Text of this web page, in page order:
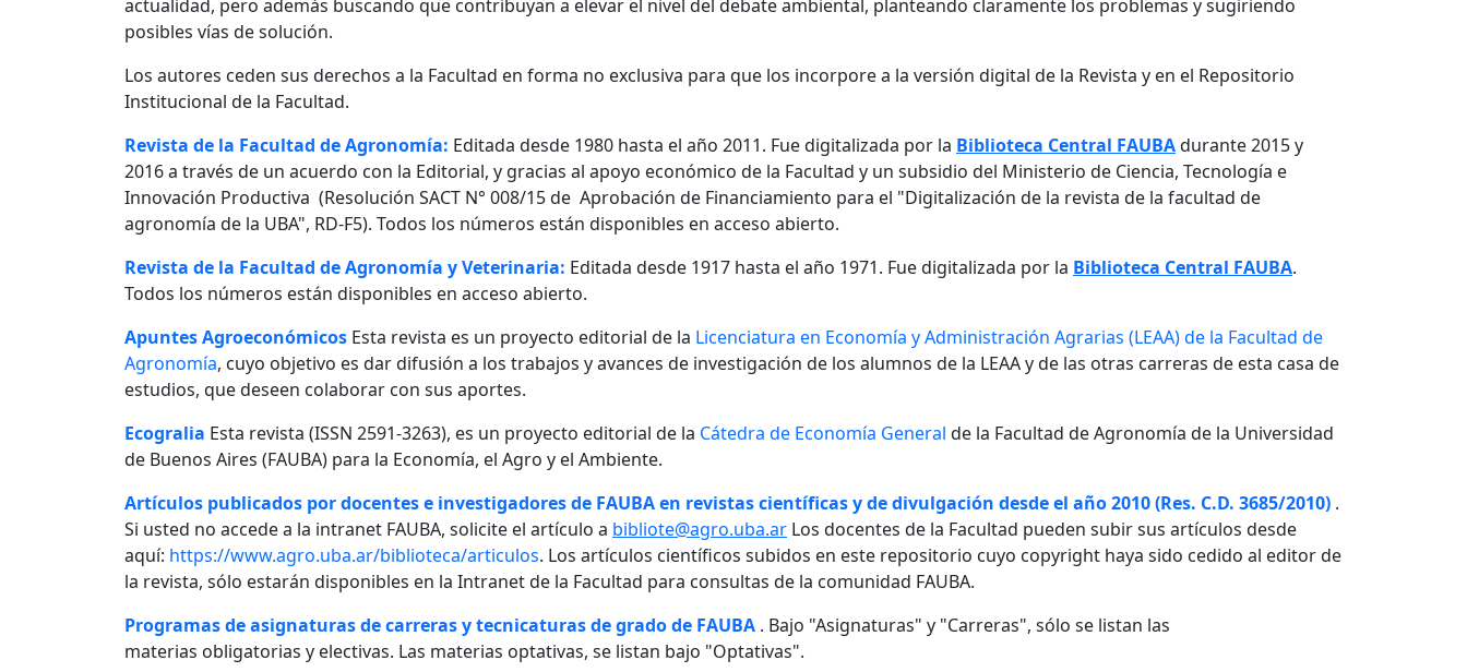
actualidad, pero además buscando que contribuyan a elevar el nivel del debate ambiental, planteando claramente los problemas y sugiriendo
posibles vías de solución.
Los autores ceden sus derechos a la Facultad en forma no exclusiva para que los incorpore a la versión digital de la Revista y en el Repositorio
Institucional de la Facultad.
Revista de la Facultad de Agronomía: Editada desde 1980 hasta el año 2011. Fue digitalizada por la Biblioteca Central FAUBAdurante 2015 y
2016 a través de un acuerdo con la Editorial, y gracias al apoyo económico de la Facultad y un subsidio del Ministerio de Ciencia, Tecnología e
Innovación Productiva (Resolución SACT N° 008/15 de Aprobación de Financiamiento para el "Digitalización de la revista de la facultad de
agronomía de la UBA", RD-F5). Todos los números están disponibles en acceso abierto.
Revista de la Facultad de Agronomía y Veterinaria: Editada desde 1917 hasta el año 1971. Fue digitalizada por la Biblioteca Central FAUBA.
Todos los números están disponibles en acceso abierto.
Apuntes Agroeconómicos Esta revista es un proyecto editorial de la Licenciatura en Economía y Administración Agrarias (LEAA) de la Facultad de
Agronomía, cuyo objetivo es dar difusión a los trabajos y avances de investigación de los alumnos de la LEAA y de las otras carreras de esta casa de
estudios, que deseen colaborar con sus aportes.
Ecogralia Esta revista (ISSN 2591-3263), es un proyecto editorial de la Cátedra de Economía General de la Facultad de Agronomía de la Universidad
de Buenos Aires (FAUBA) para la Economía, el Agro y el Ambiente.
Artículos publicados por docentes e investigadores de FAUBA en revistas científicas y de divulgación desde el año 2010 (Res. C.D. 3685/2010) .
Si usted no accede a la intranet FAUBA, solicite el artículo a bibliote@agro.uba.ar Los docentes de la Facultad pueden subir sus artículos desde
aquí: https://www.agro.uba.ar/biblioteca/articulos. Los artículos científicos subidos en este repositorio cuyo copyright haya sido cedido al editor de
la revista, sólo estarán disponibles en la Intranet de la Facultad para consultas de la comunidad FAUBA.
Programas de asignaturas de carreras y tecnicaturas de grado de FAUBA . Bajo "Asignaturas" y "Carreras", sólo se listan las
materias obligatorias y electivas. Las materias optativas, se listan bajo "Optativas".